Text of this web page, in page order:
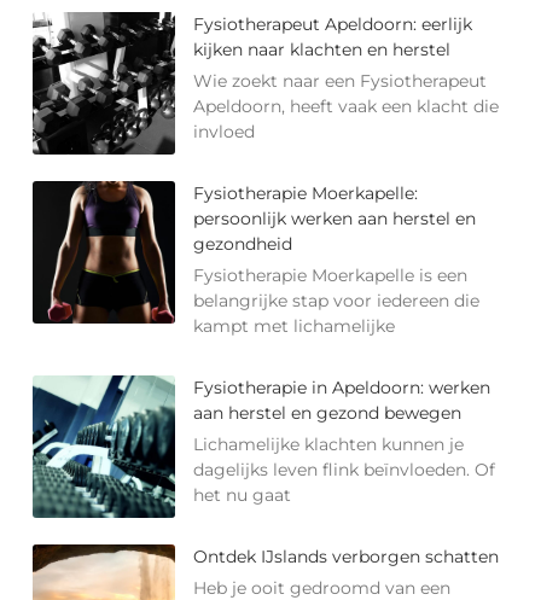
Fysiotherapeut Apeldoorn: eerlijk
kijken naar klachten en herstel
Wie zoekt naar een Fysiotherapeut
Apeldoorn, heeft vaak een klacht die
invloed
Fysiotherapie Moerkapelle:
persoonlijk werken aan herstel en
gezondheid
Fysiotherapie Moerkapelle is een
belangrijke stap voor iedereen die
kampt met lichamelijke
Fysiotherapie in Apeldoorn: werken
aan herstel en gezond bewegen
Lichamelijke klachten kunnen je
dagelijks leven flink beïnvloeden. Of
het nu gaat
Ontdek IJslands verborgen schatten
Heb je ooit gedroomd van een